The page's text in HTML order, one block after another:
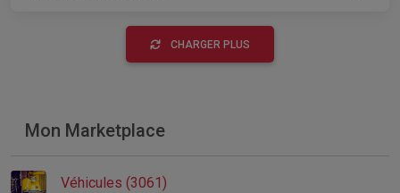
CHARGER PLUS
Mon Marketplace
Véhicules (3061)